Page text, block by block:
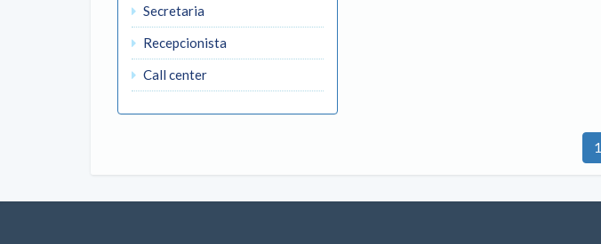
Secretaria
Recepcionista
Call center
1